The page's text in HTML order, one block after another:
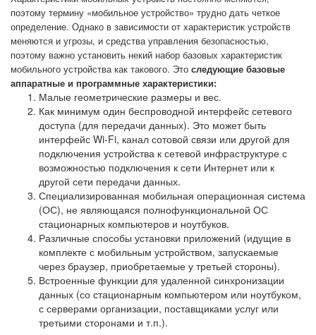
поэтому термину «мобильное устройство» трудно дать четкое
определение. Однако в зависимости от характеристик устройств
меняются и угрозы, и средства управления безопасностью,
поэтому важно установить некий набор базовых характеристик
мобильного устройства как такового. Это следующие базовые
аппаратные и программные характеристики:
Малые геометрические размеры и вес.
Как минимум один беспроводной интерфейс сетевого
доступа (для передачи данных). Это может быть
интерфейс Wi-Fi, канал сотовой связи или другой для
подключения устройства к сетевой инфраструктуре с
возможностью подключения к сети Интернет или к
другой сети передачи данных.
Специализированная мобильная операционная система
(ОС), не являющаяся полнофункциональной ОС
стационарных компьютеров и ноутбуков.
Различные способы установки приложений (идущие в
комплекте с мобильным устройством, запускаемые
через браузер, приобретаемые у третьей стороны).
Встроенные функции для удаленной синхронизации
данных (со стационарным компьютером или ноутбуком,
с серверами организации, поставщиками услуг или
третьими сторонами и т.п.).